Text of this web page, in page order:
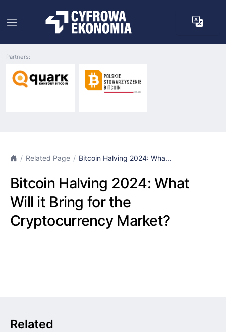
Partners:
Related Page Bitcoin Halving 2024: Wha...
Bitcoin Halving 2024: What
Will it Bring for the
Cryptocurrency Market?
Related